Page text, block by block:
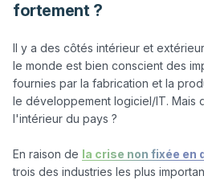
fortement ?
Il y a des côtés intérieur et
le monde est bien conscient des
fournies par la fabrication et la
le développement logiciel/IT. Mais
l'intérieur du pays ?
En raison de la crise non fixée en
trois des industries les plus